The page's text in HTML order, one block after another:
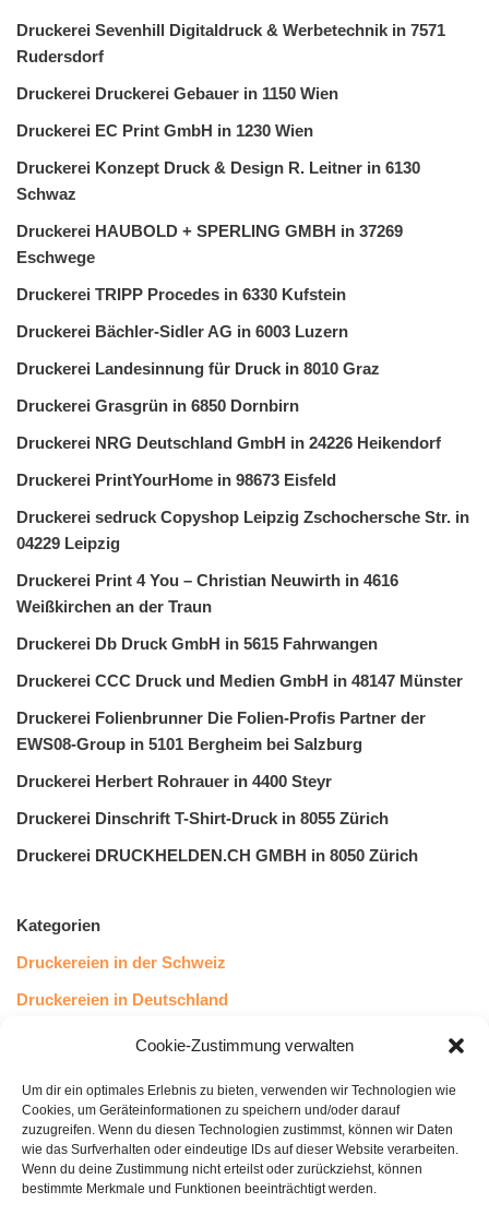
Cookie-Zustimmung verwalten
Um dir ein optimales Erlebnis zu bieten, verwenden wir Technologien wie
Cookies, um Geräteinformationen zu speichern und/oder darauf
zuzugreifen. Wenn du diesen Technologien zustimmst, können wir Daten
wie das Surfverhalten oder eindeutige IDs auf dieser Website verarbeiten.
Wenn du deine Zustimmung nicht erteilst oder zurückziehst, können
bestimmte Merkmale und Funktionen beeinträchtigt werden.
Druckerei Sevenhill Digitaldruck & Werbetechnik in 7571
Rudersdorf
Druckerei Druckerei Gebauer in 1150 Wien
Druckerei EC Print GmbH in 1230 Wien
Druckerei Konzept Druck & Design R. Leitner in 6130
Schwaz
Druckerei HAUBOLD + SPERLING GMBH in 37269
Eschwege
Druckerei TRIPP Procedes in 6330 Kufstein
Druckerei Bächler-Sidler AG in 6003 Luzern
Druckerei Landesinnung für Druck in 8010 Graz
Druckerei Grasgrün in 6850 Dornbirn
Druckerei NRG Deutschland GmbH in 24226 Heikendorf
Druckerei PrintYourHome in 98673 Eisfeld
Druckerei sedruck Copyshop Leipzig Zschochersche Str. in
04229 Leipzig
Druckerei Print 4 You – Christian Neuwirth in 4616
Weißkirchen an der Traun
Druckerei Db Druck GmbH in 5615 Fahrwangen
Druckerei CCC Druck und Medien GmbH in 48147 Münster
Druckerei Folienbrunner Die Folien-Profis Partner der
EWS08-Group in 5101 Bergheim bei Salzburg
Druckerei Herbert Rohrauer in 4400 Steyr
Druckerei Dinschrift T-Shirt-Druck in 8055 Zürich
Druckerei DRUCKHELDEN.CH GMBH in 8050 Zürich
Kategorien
Druckereien in der Schweiz
Druckereien in Deutschland
Druckereien in Österreich
Kundenstimmen